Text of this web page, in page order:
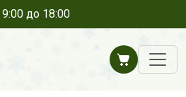
до 18:00